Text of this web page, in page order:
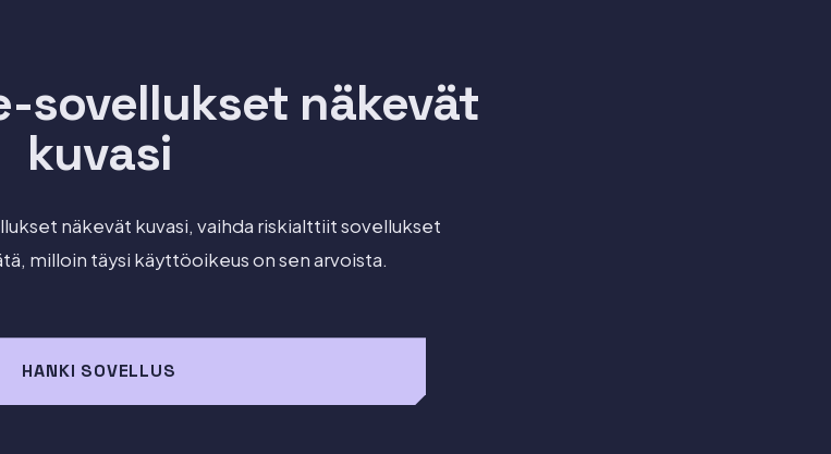
sovellukset näkevät
kuvasi
näkevät kuvasi, vaihda riskialttiit sovellukset
milloin täysi käyttöoikeus on sen arvoista.
HANKI SOVELLUS